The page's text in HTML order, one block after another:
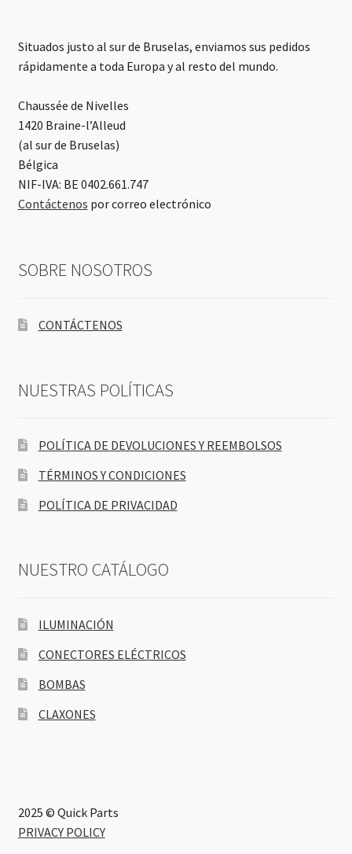
Situados justo al sur de Bruselas, enviamos sus pedidos
rápidamente a toda Europa y al resto del mundo.
Chaussée de Nivelles
1420 Braine-l’Alleud
(al sur de Bruselas)
Bélgica
NIF-IVA: BE 0402.661.747
Contáctenos por correo electrónico
SOBRE NOSOTROS
CONTÁCTENOS
NUESTRAS POLÍTICAS
POLÍTICA DE DEVOLUCIONES Y REEMBOLSOS
TÉRMINOS Y CONDICIONES
POLÍTICA DE PRIVACIDAD
NUESTRO CATÁLOGO
ILUMINACIÓN
CONECTORES ELÉCTRICOS
BOMBAS
CLAXONES
2025 © Quick Parts
PRIVACY POLICY